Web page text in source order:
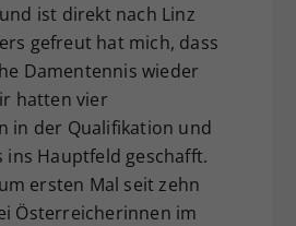
ist direkt nach Linz
gefreut hat mich, dass
Damentennis wieder
hatten vier
in der Qualifikation und
ins Hauptfeld geschafft.
ersten Mal seit zehn
Österreicherinnen im